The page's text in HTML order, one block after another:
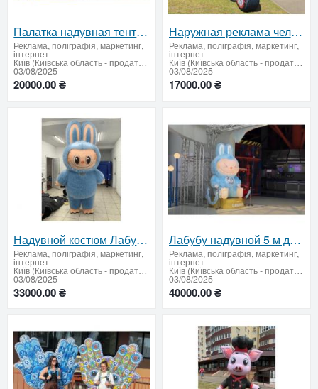
Палатка надувная тент для уличного маркетинга, рекламы возведение 5-15 мин
Реклама, поліграфія, маркетинг,
інтернет-
Київ (Київська область - продати купити)
03/08/2025
20000.00 ₴
Наружная реклама человек надувной 3D копии товаров, персонажей, животных 3.4 м
Реклама, поліграфія, маркетинг,
інтернет-
Київ (Київська область - продати купити)
03/08/2025
17000.00 ₴
Надувной костюм Лабубу 240 см с вентилятором 4 часа работы на одном заряде
Реклама, поліграфія, маркетинг,
інтернет-
Київ (Київська область - продати купити)
03/08/2025
33000.00 ₴
Лабубу надувной 5 м для создания образа компании увеличения продаж
Реклама, поліграфія, маркетинг,
інтернет-
Київ (Київська область - продати купити)
03/08/2025
40000.00 ₴